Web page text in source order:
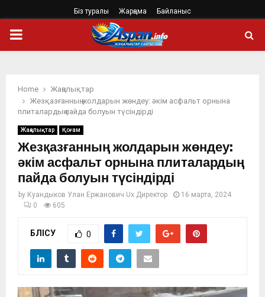
Біз туралы Жарңама Байланыс
PRIMARY
Home
Жаңалықтар
Жезқазғанның жолдарын жөндеу: әкім асфальт орнына
плиталардың пайда болуын түсіндірді
Жаңалықтар Қоғам
Жезқазғанның жолдарын жөндеу:
әкім асфальт орнына плиталардың
пайда болуын түсіндірді
by Куандыков Улан Ержанович Ux Директор
16 марта, 2024
0
605
БӨЛІСУ 0